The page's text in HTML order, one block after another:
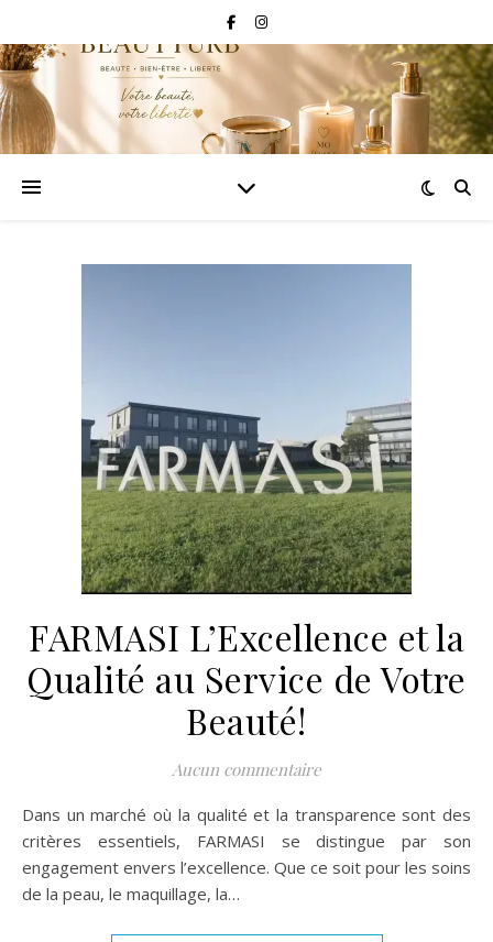
FARMASI L’Excellence et la
Qualité au Service de Votre
Beauté!
Aucun commentaire
Dans un marché où la qualité et la transparence sont des
critères essentiels, FARMASI se distingue par son
engagement envers l’excellence. Que ce soit pour les soins
de la peau, le maquillage, la…